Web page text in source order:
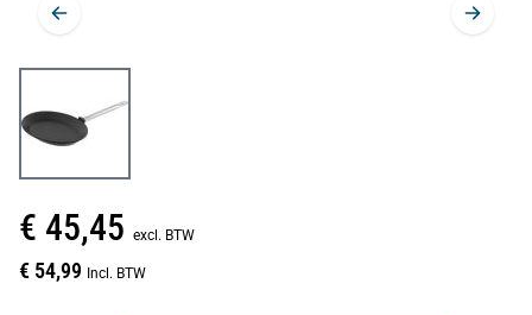
€ 45,45 excl. BTW
€ 54,99 Incl. BTW